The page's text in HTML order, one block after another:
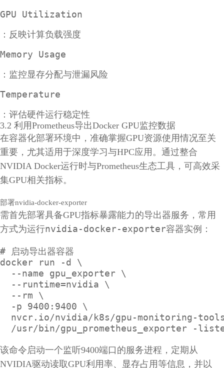
GPU Utilization
：反映计算负载强度
Memory Usage
：监控显存分配与泄漏风险
Temperature
：评估硬件运行稳定性
3.2 利用Prometheus导出Docker GPU监控数据
在容器化部署环境中，准确掌握GPU资源使用情况至关
重要，尤其适用于深度学习与HPC应用。通过整合
NVIDIA Docker运行时与Prometheus生态工具，可高效采
集GPU相关指标。
部署nvidia-docker-exporter
需首先部署具备GPU指标暴露能力的导出器服务，常用
方式为运行nvidia-docker-exporter容器实例：
# 启动导出器容器
docker run -d \
  --name gpu_exporter \
  --runtime=nvidia \
  --rm \
  -p 9400:9400 \
nvcr.io/nvidia/k8s/gpu-monitoring-
/usr/bin/gpu_prometheus_exporter -
该命令启动一个监听9400端口的服务进程，定期从
NVIDIA驱动读取GPU利用率、显存占用等信息，并以